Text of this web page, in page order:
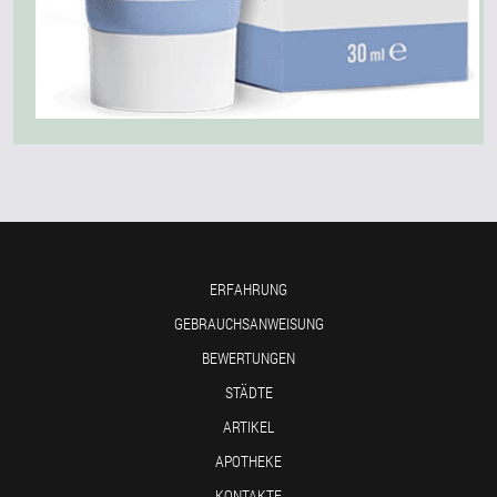
ERFAHRUNG
GEBRAUCHSANWEISUNG
BEWERTUNGEN
STÄDTE
ARTIKEL
APOTHEKE